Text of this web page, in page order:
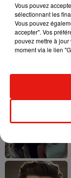
Vous pouvez
sélectionnant les
Vous pouvez
accepter". Vos
pouvez mettre à
moment via le lien